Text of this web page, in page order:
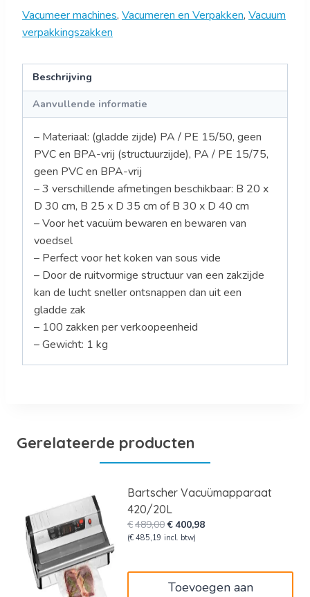
Vacumeer machines, Vacumeren en Verpakken, Vacuum
verpakkingszakken
Beschrijving
Aanvullende informatie
– Materiaal: (gladde zijde) PA / PE 15/50, geen
PVC en BPA-vrij (structuurzijde), PA / PE 15/75,
geen PVC en BPA-vrij
– 3 verschillende afmetingen beschikbaar: B 20 x
D 30 cm, B 25 x D 35 cm of B 30 x D 40 cm
– Voor het vacuüm bewaren en bewaren van
voedsel
– Perfect voor het koken van sous vide
– Door de ruitvormige structuur van een zakzijde
kan de lucht sneller ontsnappen dan uit een
gladde zak
– 100 zakken per verkoopeenheid
– Gewicht: 1 kg
Gerelateerde producten
Bartscher Vacuümapparaat
420/20L
€489,00Oorspronkelijke
prijs
€400,98Huidige
(€ 485,19 incl. btw)
Toevoegen aan